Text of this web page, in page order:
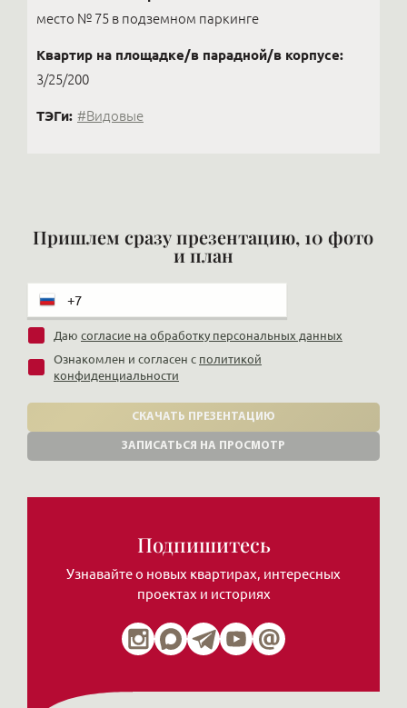
место № 75 в подземном паркинге
Квартир на площадке/в парадной/в корпусе:
3/25/200
ТЭГи: #Видовые
Пришлем сразу презентацию, 10 фото
и план
Даю согласие на обработку персональных данных
Ознакомлен и согласен с политикой
конфиденциальности
СКАЧАТЬ ПРЕЗЕНТАЦИЮ
ЗАПИСАТЬСЯ НА ПРОСМОТР
Подпишитесь
Узнавайте о новых квартирах, интересных
проектах и историях